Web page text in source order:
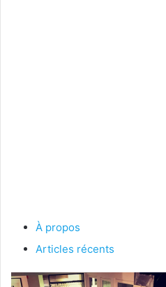
À propos
Articles récents